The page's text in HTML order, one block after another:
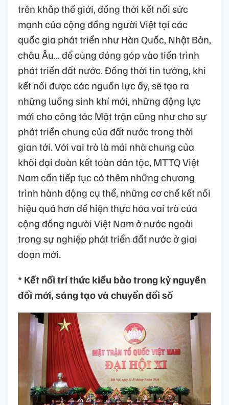
trên khắp thế giới, đồng thời kết nối sức
mạnh của cộng đồng người Việt tại các
quốc gia phát triển như Hàn Quốc, Nhật Bản,
châu Âu… để cùng đóng góp vào tiến trình
phát triển đất nước. Đồng thời tin tưởng, khi
kết nối được các nguồn lực ấy, sẽ tạo ra
những luồng sinh khí mới, những động lực
mới cho công tác Mặt trận cũng như cho sự
phát triển chung của đất nước trong thời
gian tới. Với vai trò là mái nhà chung của
khối đại đoàn kết toàn dân tộc, MTTQ Việt
Nam cần tiếp tục có thêm những chương
trình hành động cụ thể, những cơ chế kết nối
hiệu quả hơn để hiện thực hóa vai trò của
cộng đồng người Việt Nam ở nước ngoài
trong sự nghiệp phát triển đất nước ở giai
đoạn mới.
* Kết nối trí thức kiều bào trong kỷ nguyên
đổi mới, sáng tạo và chuyển đổi số